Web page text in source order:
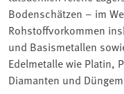
Bodenschätzen – im
Rohstoffvorkommen
und Basismetallen
Edelmetalle wie Platin,
Diamanten und